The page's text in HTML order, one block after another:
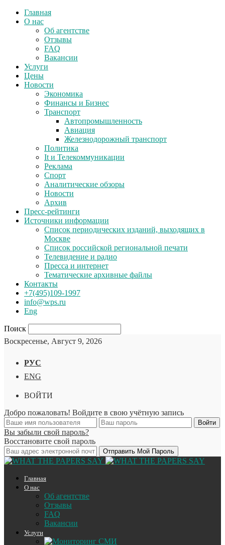
Главная
О нас
Об агентстве
Отзывы
FAQ
Вакансии
Услуги
Цены
Новости
Экономика
Финансы и Бизнес
Транспорт
Автопромышленность
Авиация
Железнодорожный транспорт
Политика
It и Телекоммуникации
Реклама
Спорт
Аналитические обзоры
Новости
Архив
Пресс-рейтинги
Источники информации
Список периодических изданий, выходящих в
Москве
Список российской региональной печати
Телевидение и радио
Пресса и интернет
Тематические архивные файлы
Контакты
+7(495)109-1997
info@wps.ru
Eng
Поиск
Воскресенье, Август 9, 2026
РУС
ENG
ВОЙТИ
Добро пожаловать! Войдите в свою учётную запись
Вы забыли свой пароль?
Восстановите свой пароль
Главная
О нас
Об агентстве
Отзывы
FAQ
Вакансии
Услуги